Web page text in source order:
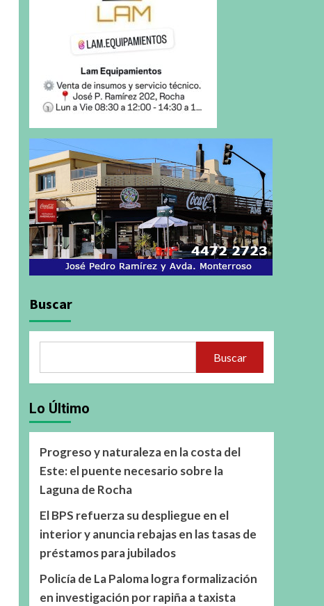
Buscar
Buscar
Lo Último
Progreso y naturaleza en la costa del
Este: el puente necesario sobre la
Laguna de Rocha
El BPS refuerza su despliegue en el
interior y anuncia rebajas en las tasas de
préstamos para jubilados
Policía de La Paloma logra formalización
en investigación por rapiña a taxista